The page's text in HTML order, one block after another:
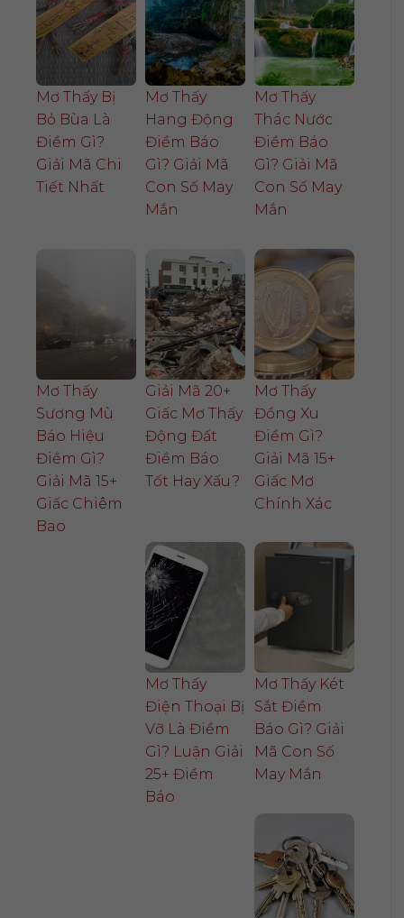
Mơ Thấy Bị
Bỏ Bùa Là
Điềm Gì?
Giải Mã Chi
Tiết Nhất
Mơ Thấy
Hang Động
Điềm Báo
Gì? Giải Mã
Con Số May
Mắn
Mơ Thấy
Thác Nước
Điềm Báo
Gì? Giải Mã
Con Số May
Mắn
Mơ Thấy
Sương Mù
Báo Hiệu
Điềm Gì?
Giải Mã 15+
Giấc Chiêm
Bao
Giải Mã 20+
Giấc Mơ Thấy
Động Đất
Điềm Báo
Tốt Hay Xấu?
Mơ Thấy
Đồng Xu
Điềm Gì?
Giải Mã 15+
Giấc Mơ
Chính Xác
Mơ Thấy
Điện Thoại Bị
Vỡ Là Điềm
Gì? Luận Giải
25+ Điềm
Báo
Mơ Thấy Két
Sắt Điềm
Báo Gì? Giải
Mã Con Số
May Mắn